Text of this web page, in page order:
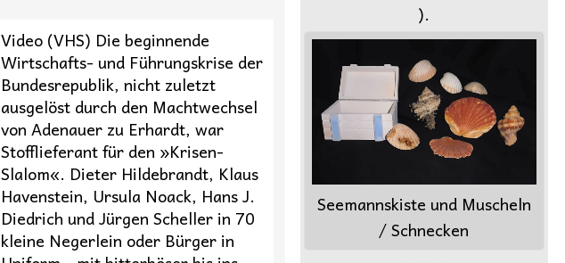
Video (VHS) Die beginnende
Wirtschafts- und Führungskrise der
Bundesrepublik, nicht zuletzt
ausgelöst durch den Machtwechsel
von Adenauer zu Erhardt, war
Stofflieferant für den »Krisen-
Slalom«. Dieter Hildebrandt, Klaus
Havenstein, Ursula Noack, Hans J.
Diedrich und Jürgen Scheller in 70
kleine Negerlein oder Bürger in
).
Seemannskiste und Muscheln
/ Schnecken